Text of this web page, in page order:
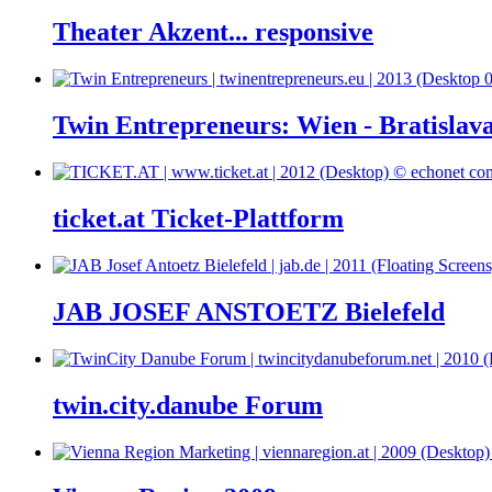
Theater Akzent... responsive
Twin Entrepreneurs: Wien -
ticket.at Ticket-Plattform
JAB JOSEF ANSTOETZ Bielefeld
twin.city.danube Forum